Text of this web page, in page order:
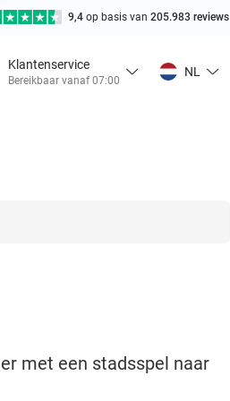
9,4 op basis van 205.983 reviews
Klantenservice
Bereikbaar vanaf 07:00
NL
met een stadsspel naar